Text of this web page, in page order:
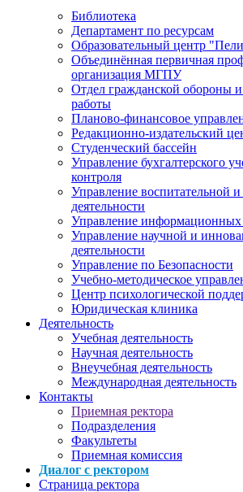
Библиотека
Департамент по ресурсам
Образовательный центр
Объединённая первичная
организация МГПУ
Отдел гражданской обороны
работы
Планово-финансовое
Редакционно-издательский
Студенческий бассейн
Управление бухгалтерского
контроля
Управление воспитательной
деятельности
Управление информационных
Управление научной и
деятельности
Управление по Безопасности
Учебно-методическое
Центр психологической
Юридическая клиника
Деятельность
Учебная деятельность
Научная деятельность
Внеучебная деятельность
Международная деятельность
Контакты
Приемная ректора
Подразделения
Факультеты
Приемная комиссия
Диалог с ректором
Страница ректора